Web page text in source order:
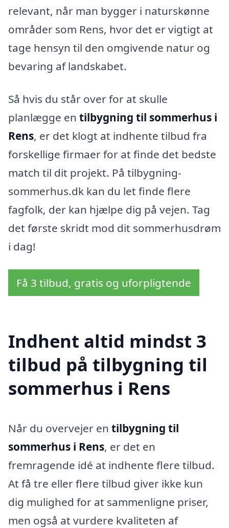
relevant, når man bygger i naturskønne
områder som Rens, hvor det er vigtigt at
tage hensyn til den omgivende natur og
bevaring af landskabet.
Så hvis du står over for at skulle
planlægge en tilbygning til sommerhus i
Rens, er det klogt at indhente tilbud fra
forskellige firmaer for at finde det bedste
match til dit projekt. På tilbygning-
sommerhus.dk kan du let finde flere
fagfolk, der kan hjælpe dig på vejen. Tag
det første skridt mod dit sommerhusdrøm
i dag!
Få 3 tilbud, gratis og uforpligtende
Indhent altid mindst 3
tilbud på tilbygning til
sommerhus i Rens
Når du overvejer en tilbygning til
sommerhus i Rens, er det en
fremragende idé at indhente flere tilbud.
At få tre eller flere tilbud giver ikke kun
dig mulighed for at sammenligne priser,
men også at vurdere kvaliteten af